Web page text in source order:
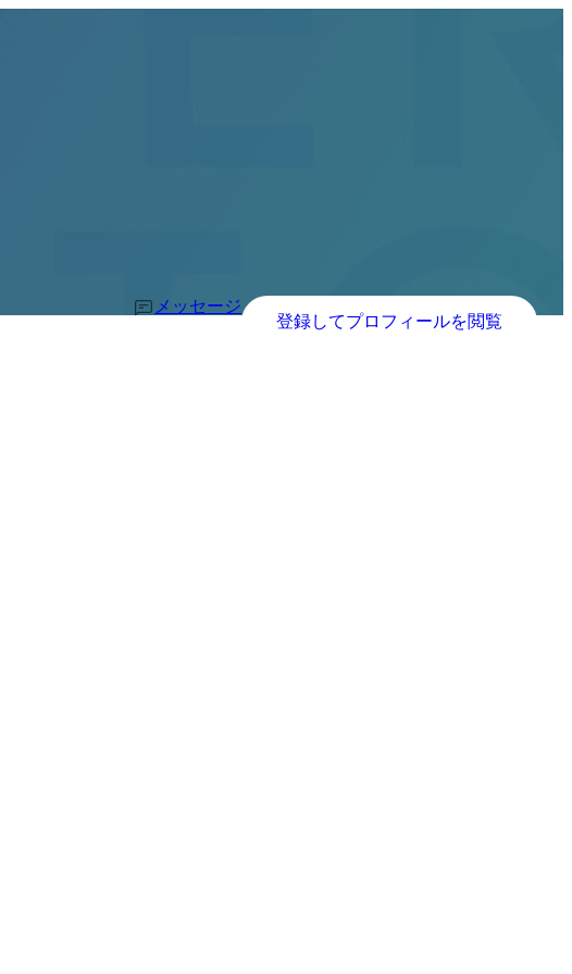
メッセージ
登録してプロフィールを閲覧